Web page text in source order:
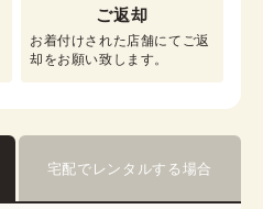
ご返却
お着付けされた店舗にてご返
却をお願い致します。
宅配でレンタルする場合